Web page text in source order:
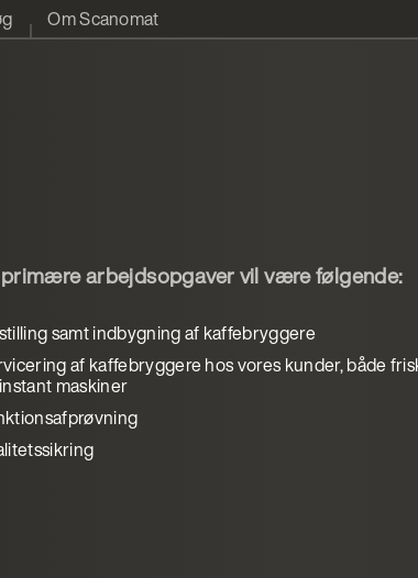
Om Scanomat
arbejdsopgaver vil være følgende:
samt indbygning af kaffebryggere
af kaffebryggere hos vores kunder, både
maskiner